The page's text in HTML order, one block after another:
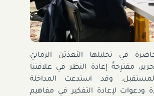
في تحليلها البُعدَيْن الزمانيّ
مقترِحةً إعادة النظر في علاقتنا
وقد استدعت المداخلة
ودعوات لإعادة التفكير في مفاهيم